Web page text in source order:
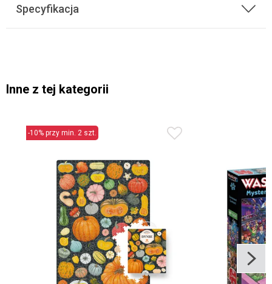
Specyfikacja
Inne z tej kategorii
-10% przy min. 2 szt.